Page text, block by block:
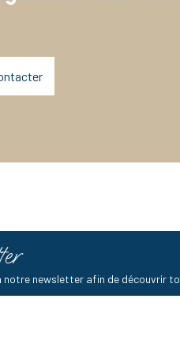
notre newsletter afin de découvrir